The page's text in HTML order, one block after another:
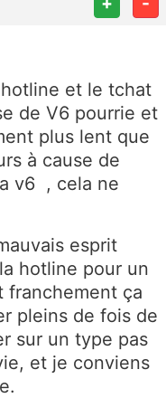
et le tchat
de V6 pourrie et
plus lent que
à cause de
v6 , cela ne
esprit
hotline pour un
franchement ça
pleins de fois de
sur un type pas
et je conviens